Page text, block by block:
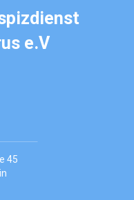
e.V
45